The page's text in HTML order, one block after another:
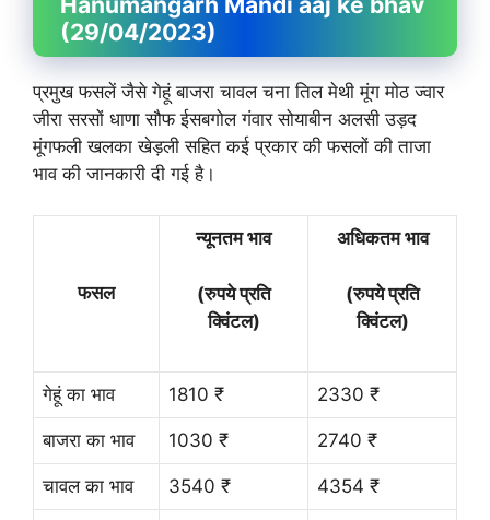
(29/04/2023)
प्रमुख फसलें जैसे गेहूं बाजरा चावल चना तिल मेथी मूंग मोठ ज्वार
जीरा सरसों धाणा सौफ ईसबगोल गंवार सोयाबीन अलसी उड़द
मूंगफली खलका खेड़ली सहित कई प्रकार की फसलों की ताजा
भाव की जानकारी दी गई है।
फसल
न्यूनतम भाव
(रुपये प्रति
क्विंटल)
अधिकतम भाव
(रुपये प्रति
क्विंटल)
गेहूं का भाव 1810 ₹ 2330 ₹
बाजरा का भाव 1030 ₹ 2740 ₹
चावल का भाव 3540 ₹ 4354 ₹